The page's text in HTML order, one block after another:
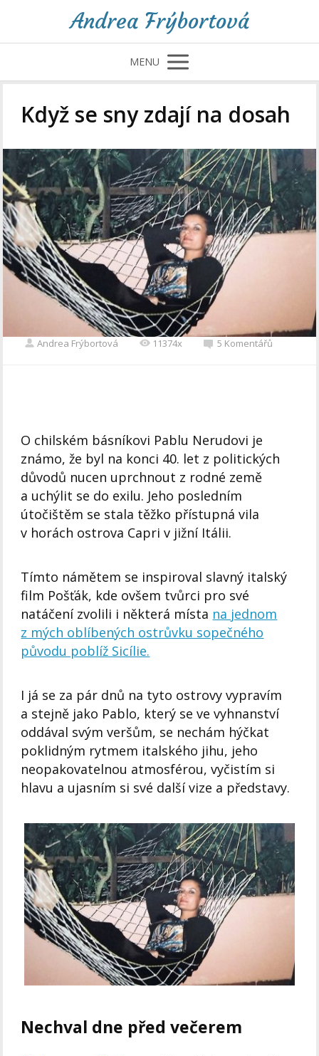
Andrea Frýbortová
MENU
Když se sny zdají na dosah
Andrea Frýbortová 11374x 5 Komentářů
O chilském básníkovi Pablu Nerudovi je
známo, že byl na konci 40. let z politických
důvodů nucen uprchnout z rodné země
a uchýlit se do exilu. Jeho posledním
útočištěm se stala těžko přístupná vila
v horách ostrova Capri v jižní Itálii.
Tímto námětem se inspiroval slavný italský
film Pošťák, kde ovšem tvůrci pro své
natáčení zvolili i některá místa na jednom
z mých oblíbených ostrůvku sopečného
původu poblíž Sicílie.
I já se za pár dnů na tyto ostrovy vypravím
a stejně jako Pablo, který se ve vyhnanství
oddával svým veršům, se nechám hýčkat
poklidným rytmem italského jihu, jeho
neopakovatelnou atmosférou, vyčistím si
hlavu a ujasním si své další vize a představy.
Nechval dne před večerem